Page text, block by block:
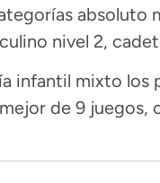
absoluto
nivel 2,
infantil mixto los
de 9 juegos,